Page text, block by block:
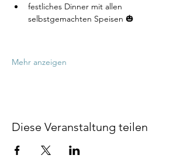
festliches Dinner mit allen
selbstgemachten Speisen 🎃
Mehr anzeigen
Diese Veranstaltung teilen